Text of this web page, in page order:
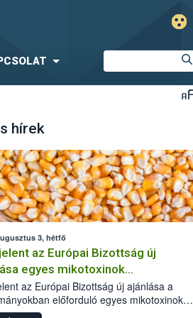
hírek
3, hétfő
az Európai Bizottság új
egyes mikotoxinok
való jelenlétéről
az Európai Bizottság új ajánlása a
előforduló egyes mikotoxinokkal
A dokumentum 2027-től új